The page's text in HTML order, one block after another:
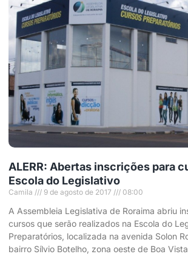
ALERR: Abertas inscrições para
Escola do Legislativo
Camila 9 de agosto de 2017 08:00
A Assembleia Legislativa de Roraima abriu
cursos que serão realizados na Escola do
Preparatórios, localizada na avenida Solon
bairro Sílvio Botelho, zona oeste de Boa